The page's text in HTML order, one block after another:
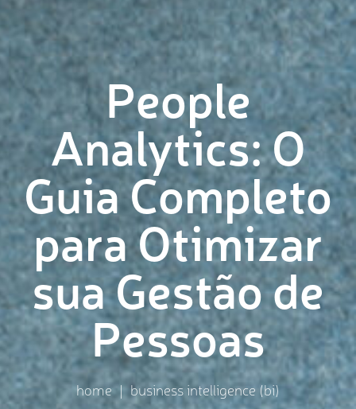
Contato
Sobre
People
Analytics: O
Guia Completo
para Otimizar
sua Gestão de
Pessoas
home | business intelligence (bi)